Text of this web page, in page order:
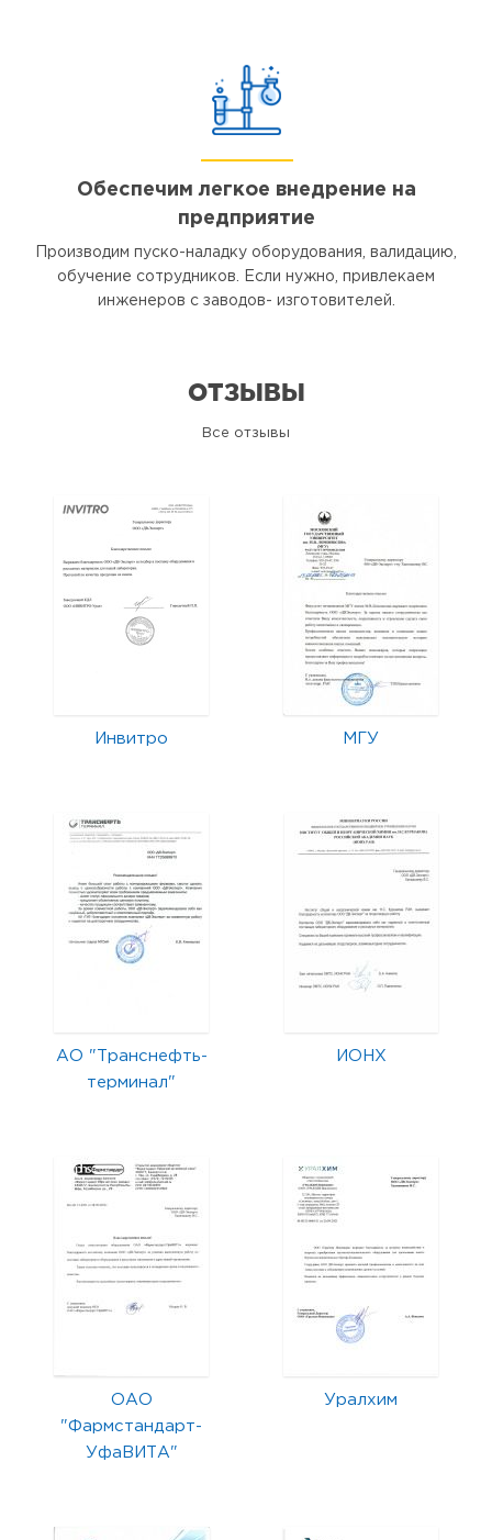
Обеспечим легкое внедрение на
предприятие
Производим пуско-наладку оборудования, валидацию,
обучение сотрудников. Если нужно, привлекаем
инженеров с заводов- изготовителей.
ОТЗЫВЫ
Все отзывы
Инвитро МГУ
АО "Транснефть-
терминал"
ИОНХ
ОАО
"Фармстандарт-
УфаВИТА"
Уралхим